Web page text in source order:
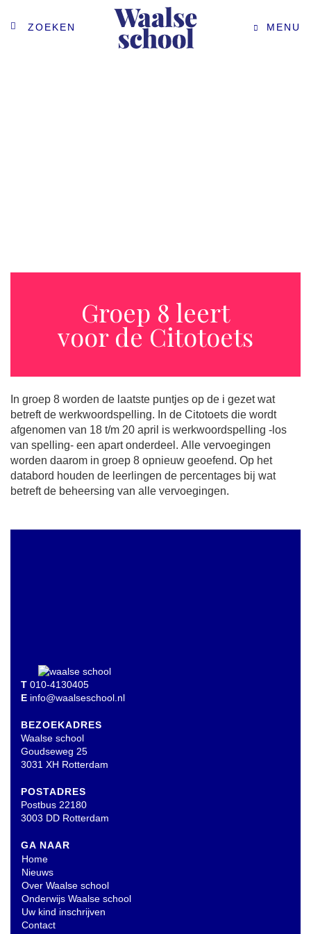
ZOEKEN MENU
Groep 8 leert
voor de Citotoets
In groep 8 worden de laatste puntjes op de i gezet wat
betreft de werkwoordspelling. In de Citotoets die wordt
afgenomen van 18 t/m 20 april is werkwoordspelling -los
van spelling- een apart onderdeel. Alle vervoegingen
worden daarom in groep 8 opnieuw geoefend. Op het
databord houden de leerlingen de percentages bij wat
betreft de beheersing van alle vervoegingen.
T 010-4130405
E info@waalseschool.nl
BEZOEKADRES
Waalse school
Goudseweg 25
3031 XH Rotterdam
POSTADRES
Postbus 22180
3003 DD Rotterdam
GA NAAR
Home
Nieuws
Over Waalse school
Onderwijs Waalse school
Uw kind inschrijven
Contact